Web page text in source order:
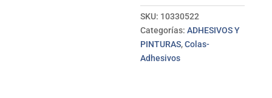
cantidad
SKU: 10330522
Categorías:ADHESIVOS Y
PINTURAS,Colas-
Adhesivos